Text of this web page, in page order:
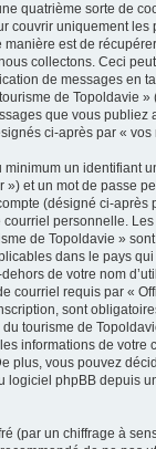
quatrième sorte de
couvrir uniquement les
manière est de
collectons. Ceci
de messages en
de Topoldavie
que vous publiez
ci-après par « vos
minimum un identifiant
») et un mot de passe
(désigné ci-après
personnelle.
de Topoldavie »
dans le pays
de votre nom
courriel requis par «
sont
tourisme de
informations de votre
plus, vous pouvez
logiciel phpBB depuis
(par un chiffrage à